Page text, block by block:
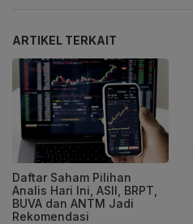
ARTIKEL TERKAIT
Daftar Saham Pilihan
Analis Hari Ini, ASII, BRPT,
BUVA dan ANTM Jadi
Rekomendasi